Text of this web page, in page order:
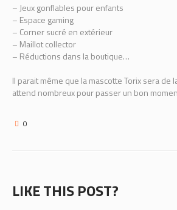
– Jeux gonflables pour enfants
– Espace gaming
– Corner sucré en extérieur
– Maillot collector
– Réductions dans la boutique…
Il parait même que la mascotte Torix sera de
attend nombreux pour passer un bon
0
LIKE THIS POST?